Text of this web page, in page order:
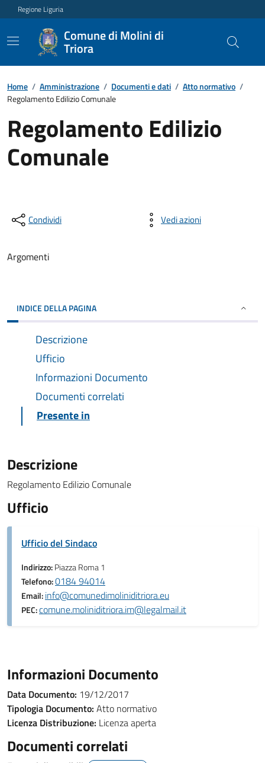
Regione Liguria
Comune di Molini di
Triora
Home / Amministrazione / Documenti e dati / Atto normativo /
Regolamento Edilizio Comunale
Regolamento Edilizio
Comunale
Condividi Vedi azioni
Argomenti
INDICE DELLA PAGINA
Descrizione
Ufficio
Informazioni Documento
Documenti correlati
Presente in
Descrizione
Regolamento Edilizio Comunale
Ufficio
Ufficio del Sindaco
Indirizzo:Piazza Roma 1
Telefono:0184 94014
Email:info@comunedimoliniditriora.eu
PEC:comune.moliniditriora.im@legalmail.it
Informazioni Documento
Data Documento: 19/12/2017
Tipologia Documento: Atto normativo
Licenza Distribuzione: Licenza aperta
Documenti correlati